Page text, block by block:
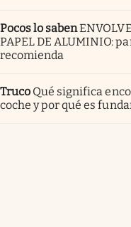
Pocos lo saben
PAPEL DE ALUMINIO:
recomienda
Truco Qué significa
coche y por qué es